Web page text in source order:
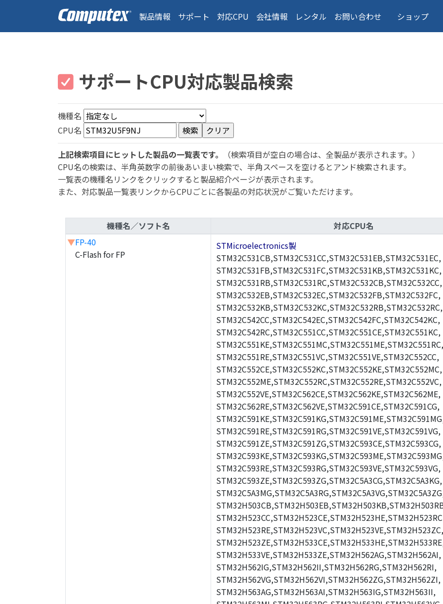
製品情報 サポート 対応CPU 会社情報 レンタル お問い合わせ ショップ
サポートCPU対応製品検索
機種名
CPU名
上記検索項目にヒットした製品の一覧表です。
（検索項目が空白の場合は、全製品が表示されます。）
CPU名の検索は、半角英数字の前後あいまい検索で、半角スペースを空けるとアンド検索されます。
一覧表の機種名リンクをクリックすると製品紹介ページが表示されます。
また、対応製品一覧表リンクからCPUごとに各製品の対応状況がご覧いただけます。
機種名／ソフト名
対応CPU名
▼FP-40
C-Flash for FP
STMicroelectronics製
STM32C531CB,STM32C531CC,STM32C531EB,STM32C531EC,
STM32C531FB,STM32C531FC,STM32C531KB,STM32C531KC,
STM32C531RB,STM32C531RC,STM32C532CB,STM32C532CC,
STM32C532EB,STM32C532EC,STM32C532FB,STM32C532FC,
STM32C532KB,STM32C532KC,STM32C532RB,STM32C532RC,
STM32C542CC,STM32C542EC,STM32C542FC,STM32C542KC,
STM32C542RC,STM32C551CC,STM32C551CE,STM32C551KC,
STM32C551KE,STM32C551MC,STM32C551ME,STM32C551RC,
STM32C551RE,STM32C551VC,STM32C551VE,STM32C552CC,
STM32C552CE,STM32C552KC,STM32C552KE,STM32C552MC,
STM32C552ME,STM32C552RC,STM32C552RE,STM32C552VC,
STM32C552VE,STM32C562CE,STM32C562KE,STM32C562ME,
STM32C562RE,STM32C562VE,STM32C591CE,STM32C591CG,
STM32C591RE,STM32C591RG,STM32C591VE,STM32C591VG,
STM32C591ZE,STM32C591ZG,STM32C593CE,STM32C593CG,
STM32C593RE,STM32C593RG,STM32C593VE,STM32C593VG,
STM32C593ZE,STM32C593ZG,STM32C5A3CG,STM32C5A3KG,
STM32H523RE,STM32H523VC,STM32H523VE,STM32H523ZC,
STM32H533VE,STM32H533ZE,STM32H562AG,STM32H562AI,
STM32H562IG,STM32H562II,STM32H562RG,STM32H562RI,
STM32H562VG,STM32H562VI,STM32H562ZG,STM32H562ZI,
STM32H563AG,STM32H563AI,STM32H563IG,STM32H563II,